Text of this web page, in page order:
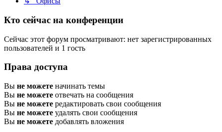
Кто сейчас на конференции
Сейчас этот форум просматривают: нет зарегистрированных
пользователей и 1 гость
Права доступа
Вы не можете начинать темы
Вы не можете отвечать на сообщения
Вы не можете редактировать свои сообщения
Вы не можете удалять свои сообщения
Вы не можете добавлять вложения